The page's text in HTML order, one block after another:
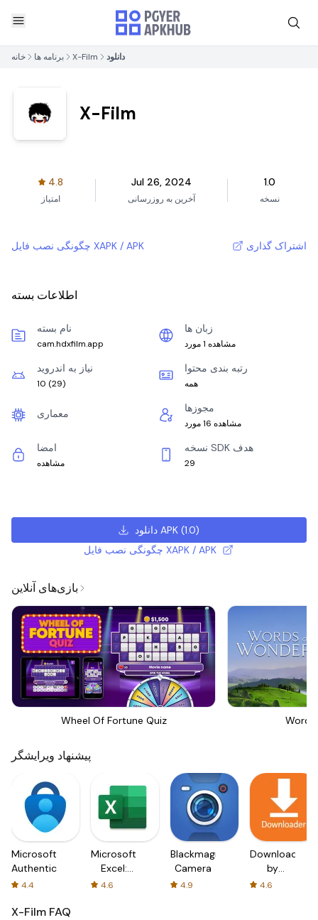
خانه برنامه ها X-Film دانلود
X-Film
4.8
امتیاز
Jul 26, 2024
آخرین به روزرسانی
1.0
نسخه
چگونگی نصب فایل XAPK / APK اشتراک گذاری
اطلاعات بسته
نام بسته
cam.hdxfilm.app
زبان ها
مشاهده 1 مورد
نیاز به اندروید
10 (29)
رتبه بندی محتوا
همه
معماری مجوزها
مشاهده 16 مورد
امضا
مشاهده
نسخه SDK هدف
29
دانلود APK (1.0)
چگونگی نصب فایل XAPK / APK
بازی‌های آنلاین
Wheel Of Fortune Quiz
پیشنهاد ویرایشگر
Microsoft
Authenticator
4.4
Microsoft
Excel:
Spreadsheets
4.6
Blackmagic
Camera
4.9
Downloader
by
AFTVnews
4.6
X-Film FAQ